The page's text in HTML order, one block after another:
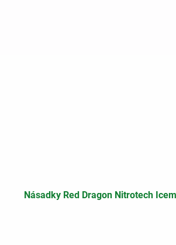
Násadky Red Dragon Nitrotech